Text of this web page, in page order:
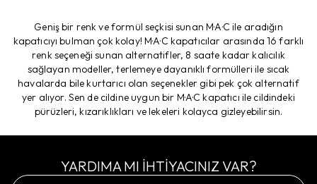
Geniş bir renk ve formül seçkisi sunan M·A·C ile aradığın
kapatıcıyı bulman çok kolay! M·A·C kapatıcılar arasında 16 farklı
renk seçeneği sunan alternatifler, 8 saate kadar kalıcılık
sağlayan modeller, terlemeye dayanıklı formülleri ile sıcak
havalarda bile kurtarıcı olan seçenekler gibi pek çok alternatif
yer alıyor. Sen de cildine uygun bir M·A·C kapatıcı ile cildindeki
pürüzleri, kızarıklıkları ve lekeleri kolayca gizleyebilirsin.
YARDIMA MI İHTİYACINIZ VAR?